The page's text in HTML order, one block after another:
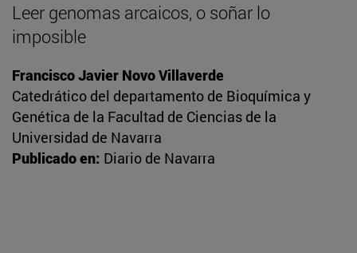
Leer genomas arcaicos, o soñar lo
imposible
Francisco Javier Novo Villaverde
Catedrático del departamento de Bioquímica y
Genética de la Facultad de Ciencias de la
Universidad de Navarra
Publicado en: Diario de Navarra